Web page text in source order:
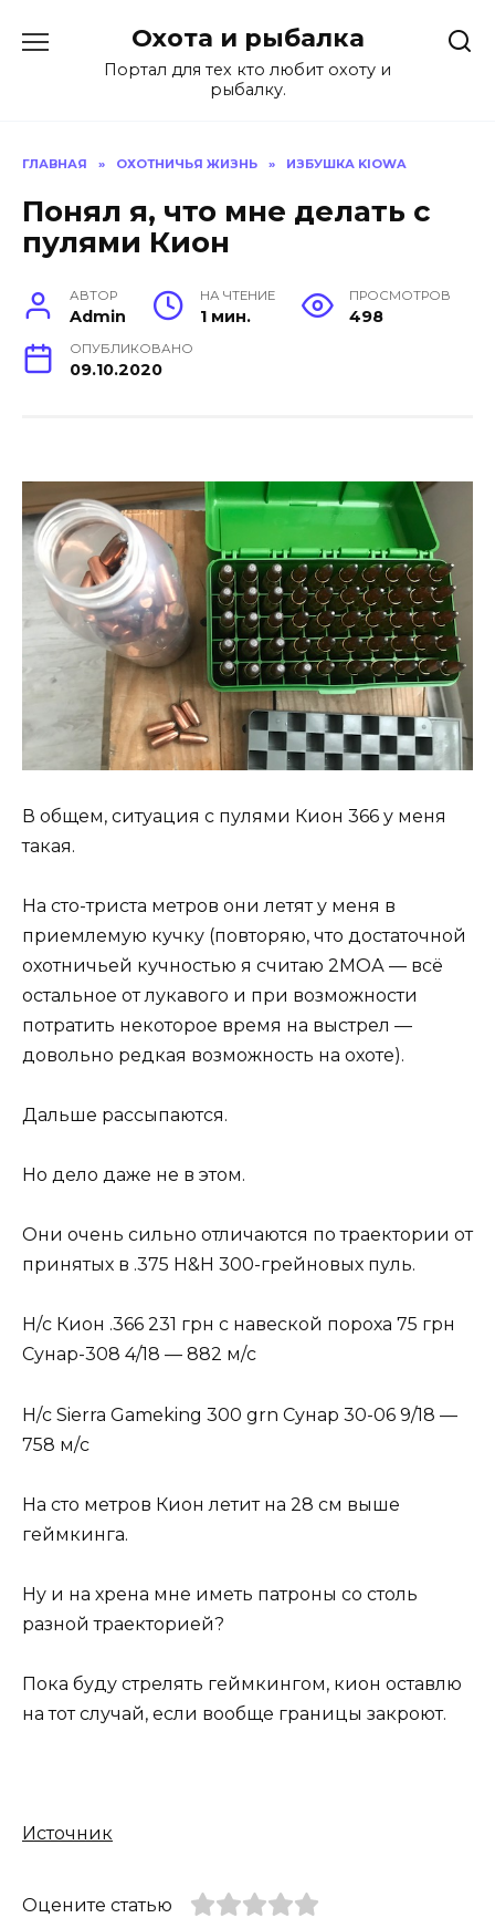
содержанию
Охота и рыбалка
Портал для тех кто любит охоту и
рыбалку.
ГЛАВНАЯ » ОХОТНИЧЬЯ ЖИЗНЬ » ИЗБУШКА KIOWA
Понял я, что мне делать с
пулями Кион
АВТОР
Admin
НА ЧТЕНИЕ
1 мин.
ПРОСМОТРОВ
498
ОПУБЛИКОВАНО
09.10.2020
В общем, ситуация с пулями Кион 366 у меня
такая.
На сто-триста метров они летят у меня в
приемлемую кучку (повторяю, что достаточной
охотничьей кучностью я считаю 2МОА — всё
остальное от лукавого и при возможности
потратить некоторое время на выстрел —
довольно редкая возможность на охоте).
Дальше рассыпаются.
Но дело даже не в этом.
Они очень сильно отличаются по траектории от
принятых в .375 H&H 300-грейновых пуль.
Н/с Кион .366 231 грн с навеской пороха 75 грн
Сунар-308 4/18 — 882 м/с
Н/с Sierra Gameking 300 grn Сунар 30-06 9/18 —
758 м/с
На сто метров Кион летит на 28 см выше
геймкинга.
Ну и на хрена мне иметь патроны со столь
разной траекторией?
Пока буду стрелять геймкингом, кион оставлю
на тот случай, если вообще границы закроют.
Источник
Оцените статью